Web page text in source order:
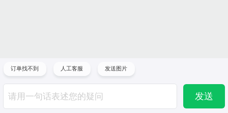
订单找不到 人工客服 发送图片
发送